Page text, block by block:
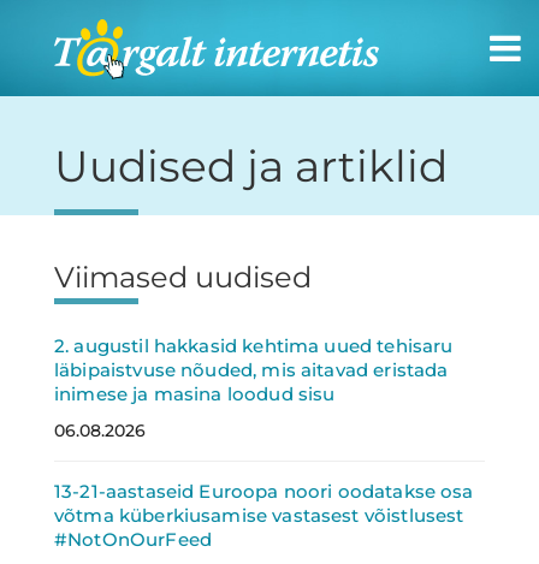
Targalt
internetis
Uudised ja artiklid
Külgpaan
Viimased uudised
2. augustil hakkasid kehtima uued tehisaru
läbipaistvuse nõuded, mis aitavad eristada
inimese ja masina loodud sisu
06.08.2026
13-21-aastaseid Euroopa noori oodatakse osa
võtma küberkiusamise vastasest võistlusest
#NotOnOurFeed